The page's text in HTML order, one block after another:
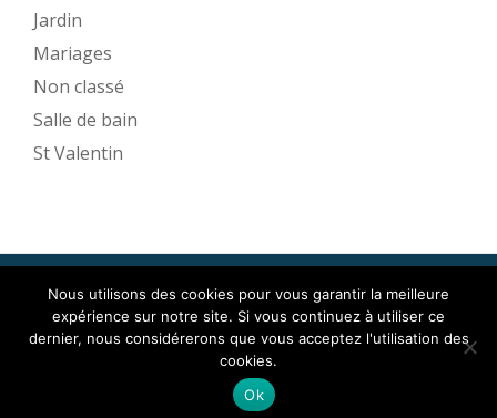
Jardin
Mariages
Non classé
Salle de bain
St Valentin
Mise en Espace ©2017
Menu
fièrement propulsé par
Nous utilisons des cookies pour vous garantir la meilleure
expérience sur notre site. Si vous continuez à utiliser ce
dernier, nous considérerons que vous acceptez l'utilisation des
cookies.
Ok